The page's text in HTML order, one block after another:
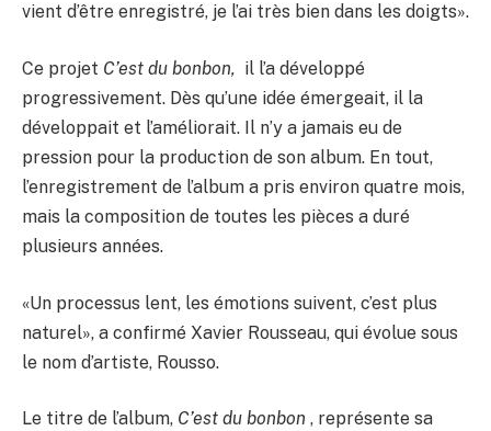
vient d’être enregistré, je l’ai très bien dans les doigts».
Ce projet C’est du bonbon, il l’a développé
progressivement. Dès qu’une idée émergeait, il la
développait et l’améliorait. Il n’y a jamais eu de
pression pour la production de son album. En tout,
l’enregistrement de l’album a pris environ quatre mois,
mais la composition de toutes les pièces a duré
plusieurs années.
«Un processus lent, les émotions suivent, c’est plus
naturel», a confirmé Xavier Rousseau, qui évolue sous
le nom d’artiste, Rousso.
Le titre de l’album, C’est du bonbon , représente sa